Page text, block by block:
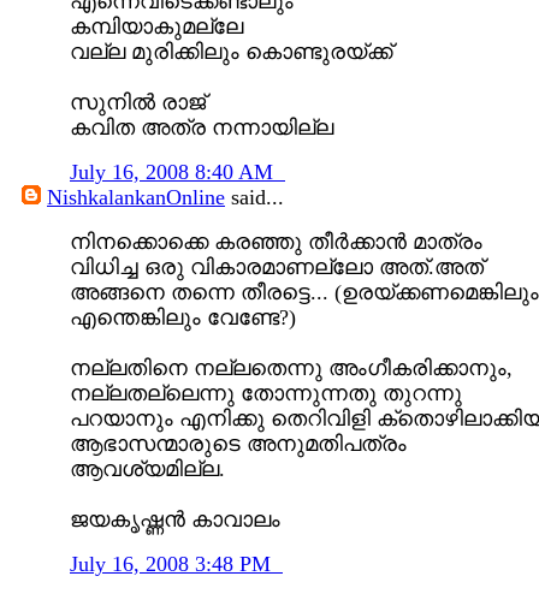
കമ്പിയാകുമല്ലേ
വല്ല മുരിക്കിലും കൊണ്ടുരയ്ക്ക്
സുനില്‍ രാജ്
കവിത അത്ര നന്നായില്ല
July 16, 2008 8:40 AM
NishkalankanOnline said...
നിനക്കൊക്കെ കരഞ്ഞു തീര്‍ക്കാന്‍ മാത്രം
വിധിച്ച ഒരു വികാരമാണല്ലോ അത്‌.അത്
അങ്ങനെ തന്നെ തീരട്ടെ... (ഉരയ്ക്കണമെങ്കിലും
എന്തെങ്കിലും വേണ്ടേ?)
നല്ലതിനെ നല്ലതെന്നു അംഗീകരിക്കാനും,
നല്ലതല്ലെന്നു തോന്നുന്നതു തുറന്നു
പറയാനും എനിക്കു തെറിവിളി
ആഭാസന്മാരുടെ അനുമതിപത്രം
ആവശ്യമില്ല.
ജയകൃഷ്ണന്‍ കാവാലം
July 16, 2008 3:48 PM